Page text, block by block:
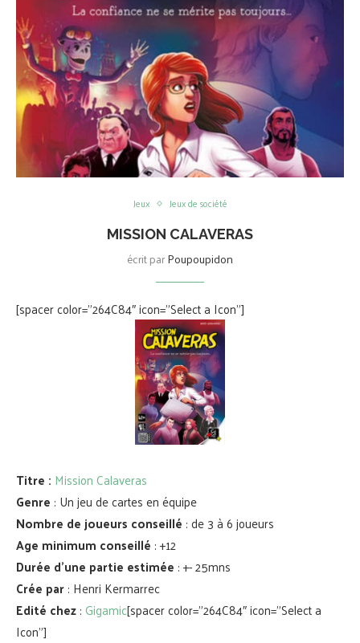
Jeux Jeux de société
MISSION CALAVERAS
écrit parPoupoupidon
[spacer color=”264C84″ icon=”Select a Icon”]
Titre : Mission Calaveras
Genre : Un jeu de cartes en équipe
Nombre de joueurs conseillé : de 3 à 6 joueurs
Age minimum conseillé : +12
Durée d’une partie estimée : +- 25mns
Crée par: Henri Kermarrec
Edité chez:Gigamic[spacer color=”264C84″ icon=”Select a
Icon”]